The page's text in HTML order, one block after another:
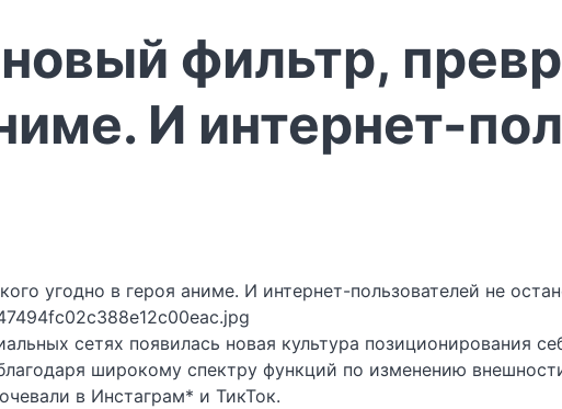
новый фильтр,
И интернет-
сетях появилась новая культура позиционирования
широкому спектру функций по изменению
в Инстаграм* и ТикТок.